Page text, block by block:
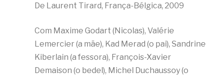
De Laurent Tirard, França-Bélgica, 2009
Com Maxime Godart (Nicolas), Valérie
Lemercier (a mãe), Kad Merad (o pai), Sandrine
Kiberlain (a fessora), François-Xavier
Demaison (o bedel), Michel Duchaussoy (o